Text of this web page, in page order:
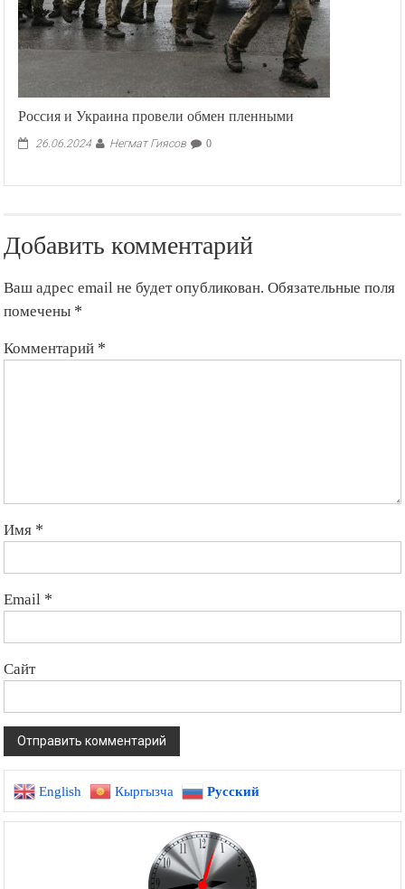
Россия и Украина провели обмен пленными
26.06.2024 Негмат Гиясов 0
Добавить комментарий
Ваш адрес email не будет опубликован. Обязательные поля
помечены *
Комментарий *
Имя *
Email *
Сайт
English Кыргызча Русский